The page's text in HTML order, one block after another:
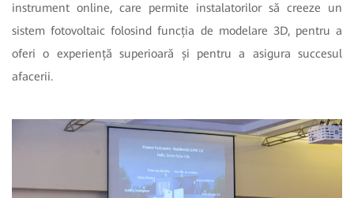
instrument online, care permite instalatorilor să creeze un
sistem fotovoltaic folosind funcția de modelare 3D, pentru a
oferi o experiență superioară și pentru a asigura succesul
afacerii.